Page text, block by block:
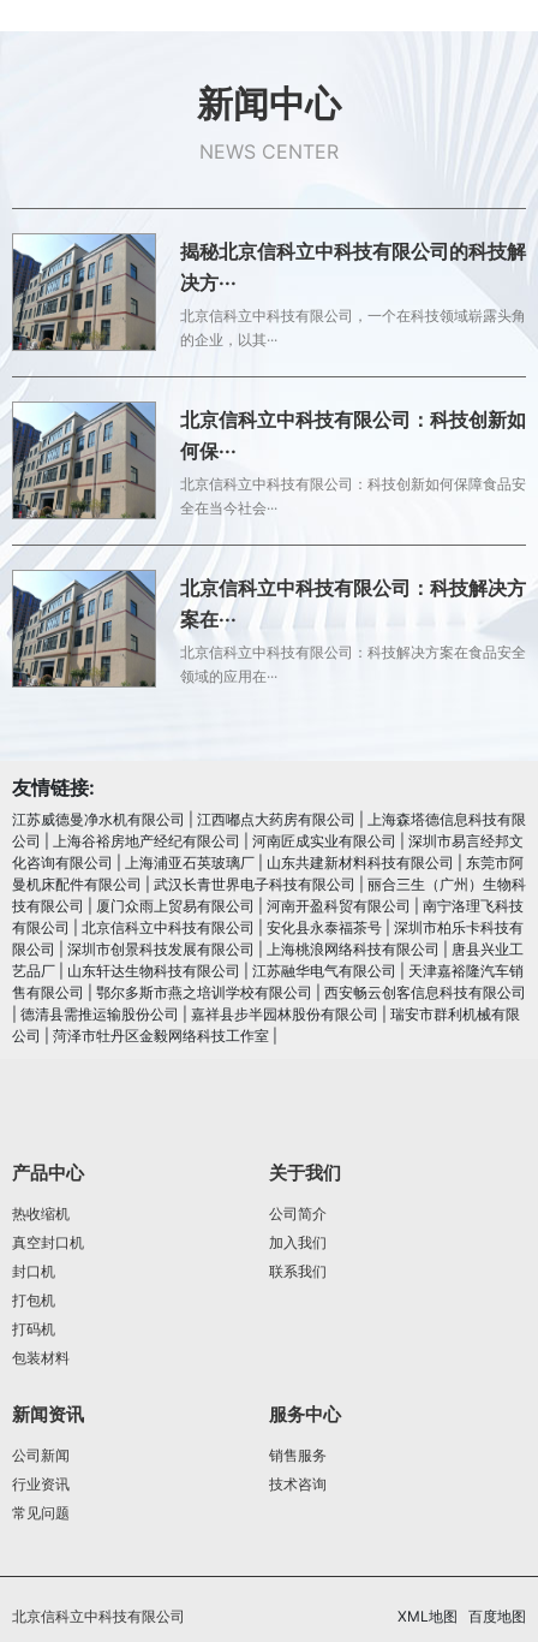
新闻中心
NEWS CENTER
揭秘北京信科立中科技有限公司的科技解
决方···
北京信科立中科技有限公司，一个在科技领域崭露头角
的企业，以其···
北京信科立中科技有限公司：科技创新如
何保···
北京信科立中科技有限公司：科技创新如何保障食品安
全在当今社会···
北京信科立中科技有限公司：科技解决方
案在···
北京信科立中科技有限公司：科技解决方案在食品安全
领域的应用在···
友情链接:
江苏威德曼净水机有限公司 江西嘟点大药房有限公司
上海森塔德信息科技有限
公司
上海谷裕房地产经纪有限公司 河南匠成实业有限公司
深圳市易言经邦文
化咨询有限公司
上海浦亚石英玻璃厂 山东共建新材料科技有限公司
东莞市阿
曼机床配件有限公司
武汉长青世界电子科技有限公司
丽合三生（广州）生物科
技有限公司
厦门众雨上贸易有限公司 河南开盈科贸有限公司
南宁洛理飞科技
有限公司
北京信科立中科技有限公司 安化县永泰福茶号
深圳市柏乐卡科技有
限公司
深圳市创景科技发展有限公司 上海桃浪网络科技有限公司
唐县兴业工
艺品厂
山东轩达生物科技有限公司 江苏融华电气有限公司
天津嘉裕隆汽车销
售有限公司
鄂尔多斯市燕之培训学校有限公司
西安畅云创客信息科技有限公司
德清县需推运输股份公司 嘉祥县步半园林股份有限公司
瑞安市群利机械有限
公司
菏泽市牡丹区金毅网络科技工作室
产品中心
热收缩机
真空封口机
封口机
打包机
打码机
包装材料
关于我们
公司简介
加入我们
联系我们
新闻资讯
公司新闻
行业资讯
常见问题
服务中心
销售服务
技术咨询
北京信科立中科技有限公司 XML地图 百度地图